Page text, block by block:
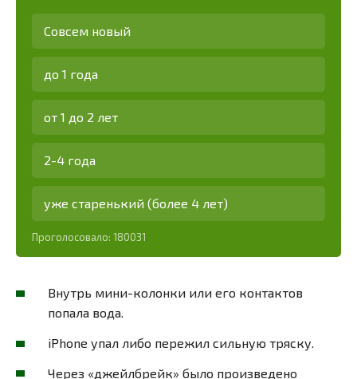
Совсем новый
до 1 года
от 1 до 2 лет
2-4 года
уже старенький (более 4 лет)
Проголосовало: 180031
Внутрь мини-колонки или его контактов
попала вода.
iPhone упал либо пережил сильную тряску.
Через «джейлбрейк» было произведено